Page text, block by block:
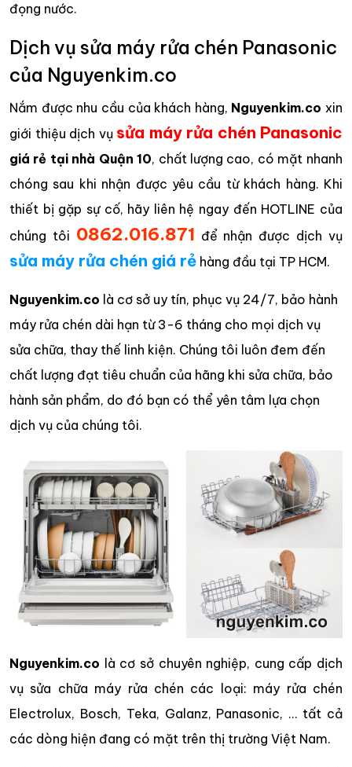
đọng nước.
Dịch vụ sửa máy rửa chén Panasonic
của Nguyenkim.co
Nắm được nhu cầu của khách hàng, Nguyenkim.co xin
giới thiệu dịch vụ sửa máy rửa chén Panasonic
giá rẻ tại nhà Quận 10, chất lượng cao, có mặt nhanh
chóng sau khi nhận được yêu cầu từ khách hàng. Khi
thiết bị gặp sự cố, hãy liên hệ ngay đến HOTLINE của
chúng tôi 0862.016.871 để nhận được dịch vụ
sửa máy rửa chén giá rẻ hàng đầu tại TP HCM.
Nguyenkim.co là cơ sở uy tín, phục vụ 24/7, bảo hành
máy rửa chén dài hạn từ 3-6 tháng cho mọi dịch vụ
sửa chữa, thay thế linh kiện. Chúng tôi luôn đem đến
chất lượng đạt tiêu chuẩn của hãng khi sửa chữa, bảo
hành sản phẩm, do đó bạn có thể yên tâm lựa chọn
dịch vụ của chúng tôi.
Nguyenkim.co là cơ sở chuyên nghiệp, cung cấp dịch
vụ sửa chữa máy rửa chén các loại: máy rửa chén
Electrolux, Bosch, Teka, Galanz, Panasonic, … tất cả
các dòng hiện đang có mặt trên thị trường Việt Nam.